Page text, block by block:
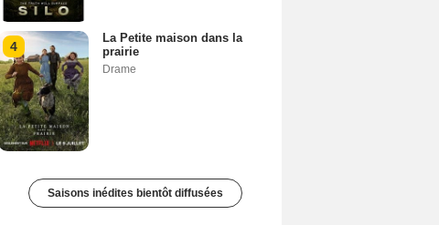
4
La Petite maison dans la
prairie
Drame
Saisons inédites bientôt diffusées